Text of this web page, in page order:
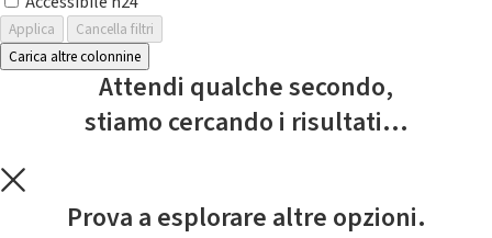
Applica
Cancella filtri
Carica altre colonnine
Attendi qualche secondo,
stiamo cercando i risultati...
Prova a esplorare altre opzioni.